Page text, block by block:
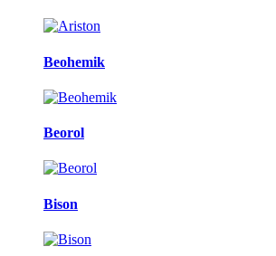
Beohemik
Beorol
Bison